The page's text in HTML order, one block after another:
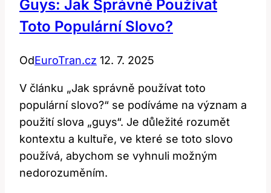
Guys: Jak Správně Používat
Toto Populární Slovo?
OdEuroTran.cz 12. 7. 2025
V článku „Jak správně používat toto
populární slovo?“ se podíváme na význam a
použití slova „guys“. Je důležité rozumět
kontextu a kultuře, ve které se toto slovo
používá, abychom se vyhnuli možným
nedorozuměním.